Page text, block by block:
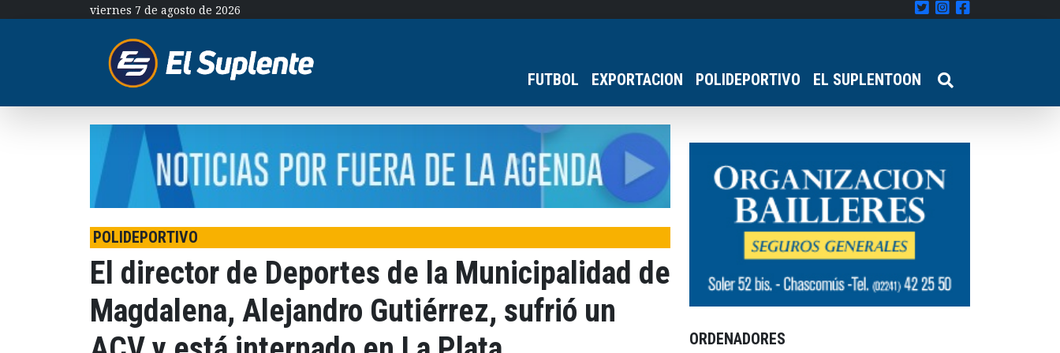
viernes 7 de agosto de 2026
FUTBOL EXPORTACION POLIDEPORTIVO EL SUPLENTOON
POLIDEPORTIVO
El director de Deportes de la Municipalidad de
Magdalena, Alejandro Gutiérrez, sufrió un
ORDENADORES